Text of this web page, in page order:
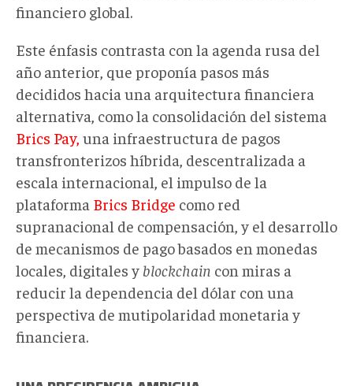
financiero global.
Este énfasis contrasta con la agenda rusa del
año anterior, que proponía pasos más
decididos hacia una arquitectura financiera
alternativa, como la consolidación del sistema
Brics Pay, una infraestructura de pagos
transfronterizos híbrida, descentralizada a
escala internacional, el impulso de la
plataforma Brics Bridge como red
supranacional de compensación, y el desarrollo
de mecanismos de pago basados en monedas
locales, digitales y blockchain con miras a
reducir la dependencia del dólar con una
perspectiva de mutipolaridad monetaria y
financiera.